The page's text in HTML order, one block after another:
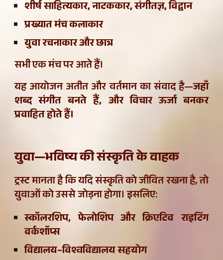
शीर्ष साहित्यकार, नाटककार, संगीतज्ञ, विद्वान
प्रख्यात मंच कलाकार
युवा रचनाकार और छात्र
सभी एक मंच पर आते हैं।
यह आयोजन अतीत और वर्तमान का संवाद है—जहाँ
शब्द संगीत बनते हैं, और विचार ऊर्जा बनकर
प्रवाहित होते हैं।
युवा—भविष्य की संस्कृति के वाहक
ट्रस्ट मानता है कि यदि संस्कृति को जीवित रखना है, तो
युवाओं को उससे जोड़ना होगा। इसलिए:
स्कॉलरशिप, फेलोशिप और क्रिएटिव राइटिंग
वर्कशॉप्स
विद्यालय–विश्वविद्यालय सहयोग